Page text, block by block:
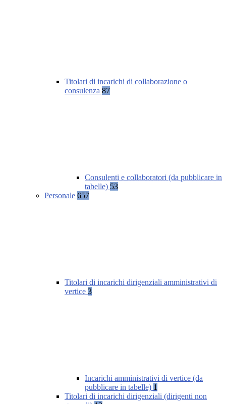
Titolari di incarichi di collaborazione o
consulenza 87
Consulenti e collaboratori (da pubblicare in
tabelle) 53
Personale 657
Titolari di incarichi dirigenziali amministrativi di
vertice 3
Incarichi amministrativi di vertice (da
pubblicare in tabelle) 1
Titolari di incarichi dirigenziali (dirigenti non